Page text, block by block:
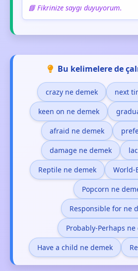
📘 Fikrinize saygı duyuyorum.
Bu kelimelere de
crazy ne demek next
keen on ne demek
afraid ne demek
damage ne demek
Reptile ne demek World-
Popcorn ne
Responsible for ne
Probably-Perhaps ne
Have a child ne demek